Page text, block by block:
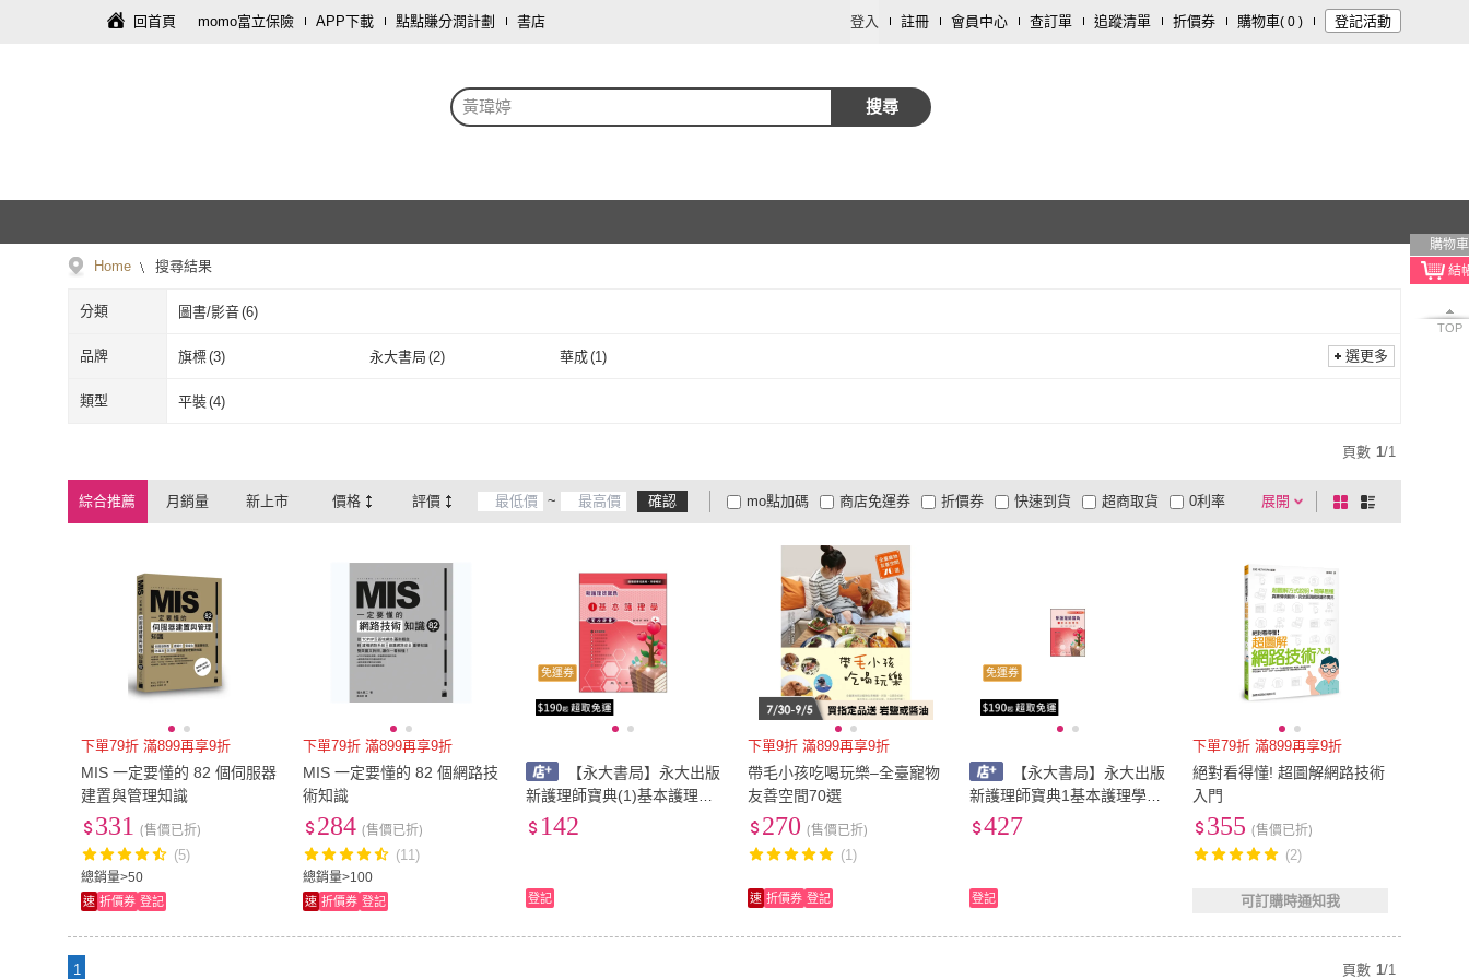
回首頁 momo富立保險 APP下載 點點賺分潤計劃 書店 登入 註冊 會員中心 查訂單 追蹤清單 折價券 購物車( 0 ) 登記活動
黃瑋婷 搜尋
購物車
TOP
Home 搜尋結果
分類 圖書/影音(6)
品牌 旗標(3) 永大書局 (2) 華成(1)
旗標
選更多
類型 平裝(4)
頁數 1/1
綜合推薦 月銷量 新上市 價格 評價 ~ 確認 展開
折價券
有影片
商品有量 電視購物
mo點加碼 快速到貨 超商取貨
低溫宅配
大家電安心配
大家電快配
定期配/分次配
商店免運券 0利率
3 及以上
棋
盤
列
下單79折 滿899再享9折
MIS 一定要懂的 82 個伺服器
建置與管理知識
總銷量>50
331 (售價已折)
(5)
速 折價券 登記
下單79折 滿899再享9折
MIS 一定要懂的 82 個網路技
術知識
總銷量>100
284 (售價已折)
(11)
速 折價券 登記
免運券
【永大書局】永大出版
新護理師寶典(1)基本護理學
實力評量(黃瑋婷)(AP51B)
142
登記
下單9折 滿899再享9折
帶毛小孩吃喝玩樂–全臺寵物
友善空間70選
270 (售價已折)
(1)
速 折價券 登記
免運券
【永大書局】永大出版
新護理師寶典1基本護理學
(林麗秋、黃瑋婷、王靜琳)(A
427
登記
下單79折 滿899再享9折
絕對看得懂! 超圖解網路技術
入門
355 (售價已折)
(2)
可訂購時通知我
1 頁數 1/1